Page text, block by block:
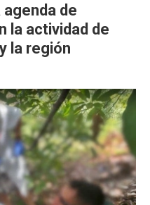
agenda de
la actividad de
la región